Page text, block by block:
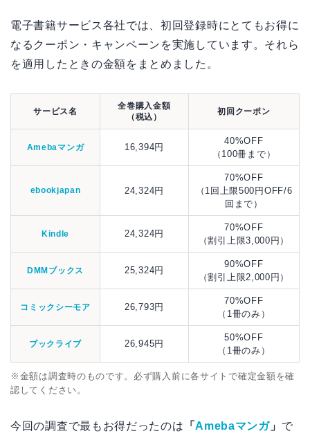
電子書籍サービス各社では、初回登録時にとてもお得に
なるクーポン・キャンペーンを実施しています。それら
を適用したときの金額をまとめました。
サービス名
全巻購入金額
（税込）
初回クーポン
Amebaマンガ 16,394円
40%OFF
（100冊まで）
ebookjapan 24,324円
70%OFF
（1回上限500円OFF/6
回まで）
Kindle 24,324円
70%OFF
（割引上限3,000円）
DMMブックス 25,324円
90%OFF
（割引上限2,000円）
コミックシーモア 26,793円
70%OFF
（1冊のみ）
ブックライブ 26,945円
50%OFF
（1冊のみ）
※金額は調査時のものです。必ず購入前に各サイトで確定金額を確
認してください。
今回の調査で最もお得だったのは 「Amebaマンガ」 で